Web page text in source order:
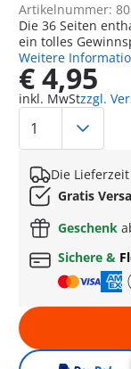
Artikelnummer:
Die 36 Seiten
ein tolles
Weitere
€ 4,95
inkl. MwStzzgl.
Die
Gratis
Geschenk
Sichere &